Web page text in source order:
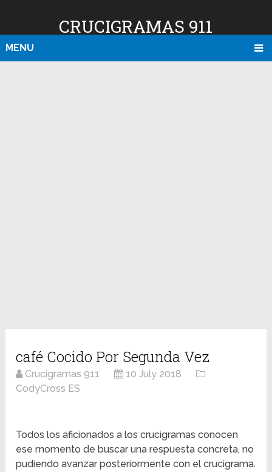
CRUCIGRAMAS 911
MENU
café Cocido Por Segunda Vez
Crucigramas 911
10 July 2018
CodyCross ES
Todos los aficionados a los crucigramas conocen
ese momento de buscar una respuesta concreta, no
pudiendo avanzar posteriormente con el crucigrama.